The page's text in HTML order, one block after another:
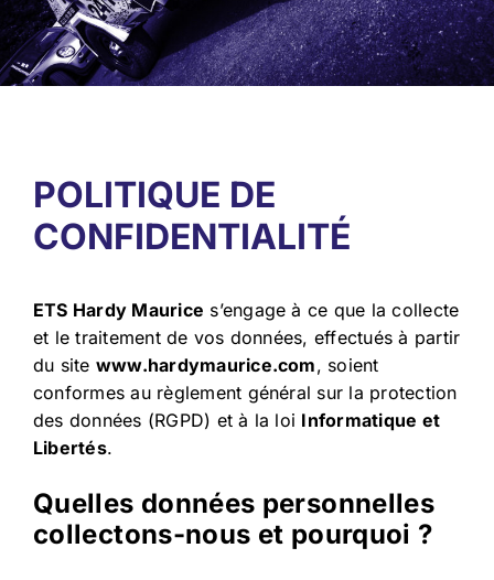
Contact
Environnement
POLITIQUE DE
CONFIDENTIALITÉ
ETS Hardy Maurice s’engage à ce que la collecte
et le traitement de vos données, effectués à partir
du site www.hardymaurice.com, soient
conformes au règlement général sur la protection
des données (RGPD) et à la loi Informatique et
Libertés.
Quelles données personnelles
collectons-nous et pourquoi ?